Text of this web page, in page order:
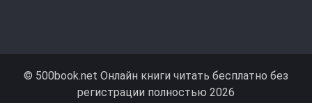
© 500book.net Онлайн книги читать бесплатно без
регистрации полностью 2026